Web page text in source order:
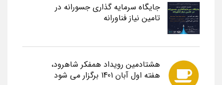
جایگاه سرمایه گذاری جسورانه در
تامین نیاز فناورانه
هشتادمین رویداد همفکر شاهرود،
هفته اول آبان 1401 برگزار می شود